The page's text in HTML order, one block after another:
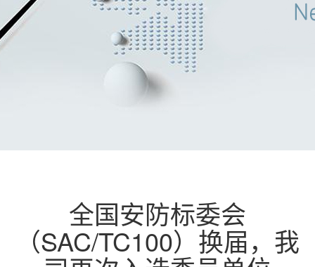
全国安防标委会
（SAC/TC100）换届，我